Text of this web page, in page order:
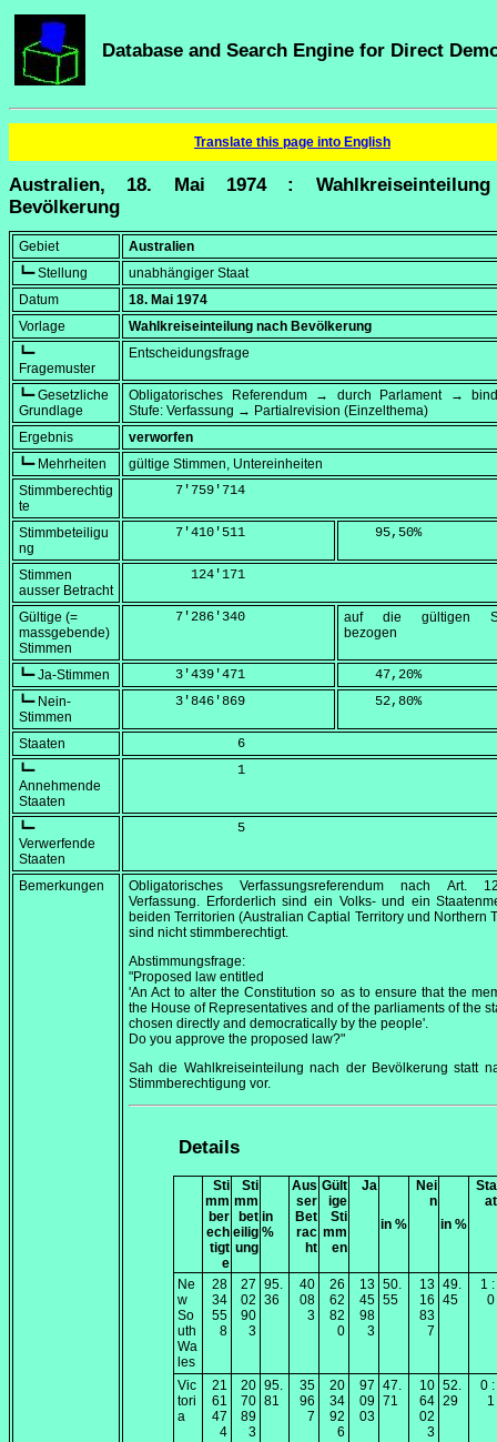
Database and Search Engine for Direct
Translate this page into English
Australien, 18. Mai 1974 :
Bevölkerung
Gebiet
Australien
┗━ Stellung
unabhängiger Staat
Datum
18. Mai 1974
Vorlage
Wahlkreiseinteilung nach Bevölkerung
┗━
Fragemuster
Entscheidungsfrage
┗━ Gesetzliche
Grundlage
Obligatorisches Referendum → durch Parlament →
Stufe: Verfassung → Partialrevision (Einzelthema)
Ergebnis
verworfen
┗━ Mehrheiten
gültige Stimmen, Untereinheiten
Stimmberechtig
te
      7'759'714
Stimmbeteiligu
ng
      7'410'511
    95,50
%
Stimmen
ausser Betracht
        124'171
Gültige (=
massgebende)
Stimmen
      7'286'340
auf die gültigen
bezogen
┗━ Ja-Stimmen
      3'439'471
    47,20
%
┗━ Nein-
Stimmen
      3'846'869
    52,80
%
Staaten
              6
┗━
Annehmende
Staaten
              1
┗━
Verwerfende
Staaten
              5
Bemerkungen
Obligatorisches Verfassungsreferendum nach Art.
Verfassung. Erforderlich sind ein Volks- und ein
beiden Territorien (Australian Captial Territory und Northern
sind nicht stimmberechtigt.
Abstimmungsfrage:
"Proposed law entitled
'An Act to alter the Constitution so as to ensure that the
the House of Representatives and of the parliaments of the
chosen directly and democratically by the people'.
Do you approve the proposed law?"
Sah die Wahlkreiseinteilung nach der Bevölkerung statt
Stimmberechtigung vor.
Details
Sti
mm
ber
ech
tigt
e
Sti
mm
bet
eilig
ung
in
%
Aus
ser
Bet
rac
ht
Gült
ige
Sti
mm
en
Ja
in %
Nei
n
in %
Sta
at
Ne
w
So
uth
Wa
les
28
34
55
8
27
02
90
3
95.
36
40
08
3
26
62
82
0
13
45
98
3
50.
55
13
16
83
7
49.
45
1 :
0
Vic
tori
a
21
61
47
4
20
70
89
3
95.
81
35
96
7
20
34
92
6
97
09
03
47.
71
10
64
02
3
52.
29
0 :
1